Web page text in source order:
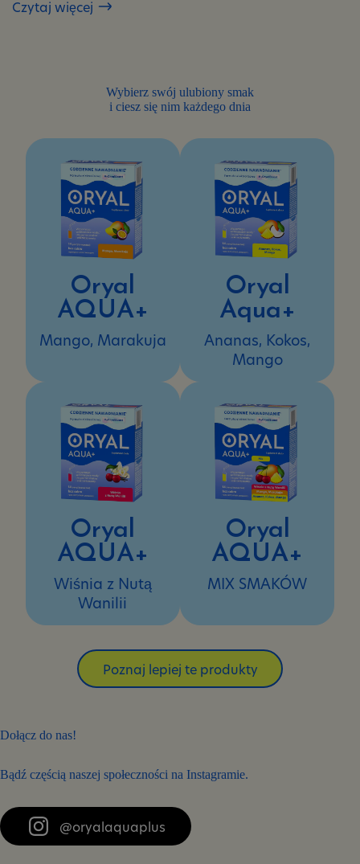
Czytaj więcej
Czy
Wybierz swój ulubiony smak
i ciesz się nim każdego dnia
Oryal
AQUA+
Mango, Marakuja
Oryal
Aqua+
Ananas, Kokos,
Mango
Oryal
AQUA+
Wiśnia z Nutą
Wanilii
Oryal
AQUA+
MIX SMAKÓW
Poznaj lepiej te produkty
Dołącz do nas!
Bądź częścią naszej społeczności na Instagramie.
@oryalaquaplus